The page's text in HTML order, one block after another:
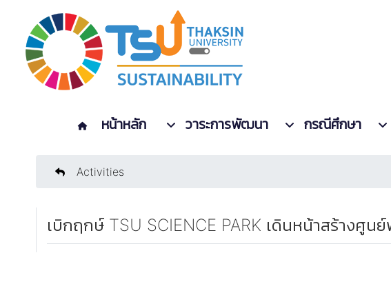
หน้าหลัก วาระการพัฒนา กรณีศึกษา
Activities
เบิกฤกษ์ TSU SCIENCE PARK เดินหน้าสร้างศู